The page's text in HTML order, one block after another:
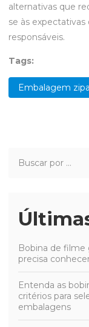
alternativas que
se às
responsáveis.
Tags:
Embalagem
Bobina de filme
precisa
Entenda as
critérios para
embalagens